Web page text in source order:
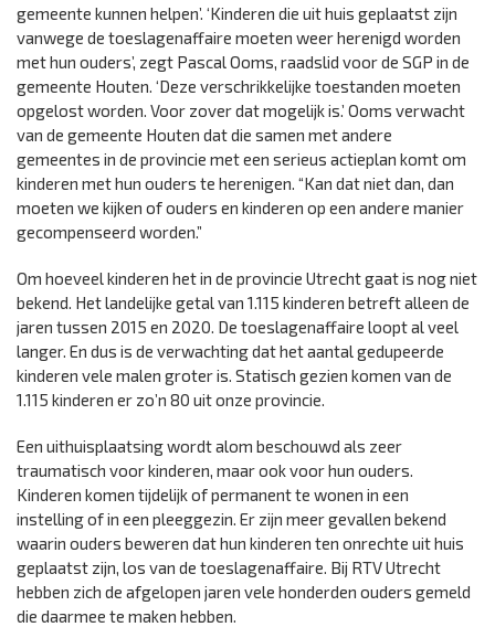
gemeente kunnen helpen’. ‘Kinderen die uit huis geplaatst zijn
vanwege de toeslagenaffaire moeten weer herenigd worden
met hun ouders’, zegt Pascal Ooms, raadslid voor de SGP in de
gemeente Houten. ‘Deze verschrikkelijke toestanden moeten
opgelost worden. Voor zover dat mogelijk is.’ Ooms verwacht
van de gemeente Houten dat die samen met andere
gemeentes in de provincie met een serieus actieplan komt om
kinderen met hun ouders te herenigen. “Kan dat niet dan, dan
moeten we kijken of ouders en kinderen op een andere manier
gecompenseerd worden.”
Om hoeveel kinderen het in de provincie Utrecht gaat is nog niet
bekend. Het landelijke getal van 1.115 kinderen betreft alleen de
jaren tussen 2015 en 2020. De toeslagenaffaire loopt al veel
langer. En dus is de verwachting dat het aantal gedupeerde
kinderen vele malen groter is. Statisch gezien komen van de
1.115 kinderen er zo’n 80 uit onze provincie.
Een uithuisplaatsing wordt alom beschouwd als zeer
traumatisch voor kinderen, maar ook voor hun ouders.
Kinderen komen tijdelijk of permanent te wonen in een
instelling of in een pleeggezin. Er zijn meer gevallen bekend
waarin ouders beweren dat hun kinderen ten onrechte uit huis
geplaatst zijn, los van de toeslagenaffaire. Bij RTV Utrecht
hebben zich de afgelopen jaren vele honderden ouders gemeld
die daarmee te maken hebben.